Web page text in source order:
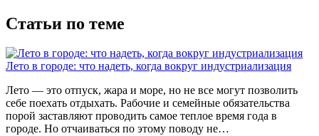
Статьи по теме
Лето в городе: что надеть, когда вокруг индустриализация
Лето — это отпуск, жара и море, но не все могут позволить
себе поехать отдыхать. Рабочие и семейные обязательства
порой заставляют проводить самое теплое время года в
городе. Но отчаиваться по этому поводу не…